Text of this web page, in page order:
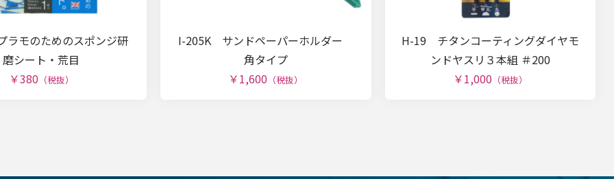
モのためのスポンジ研
磨シート・荒目
￥380（税抜）
I-205K サンドペーパーホルダー
角タイプ
￥1,600 （税抜）
H-19 チタンコーティングダイヤモ
ンドヤスリ３本組 ＃200
￥1,000（税抜）